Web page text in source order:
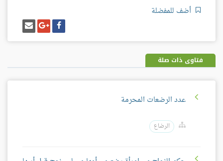
أضف للمفضلة
شارك
على
فيسبوك
شارك
على
غوغل
بلس
إرسل
إيميل
فتاوى ذات صلة
عدد الرضعات المحرمة
الرضاع